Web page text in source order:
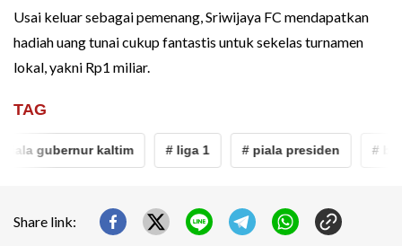
Usai keluar sebagai pemenang, Sriwijaya FC mendapatkan
hadiah uang tunai cukup fantastis untuk sekelas turnamen
lokal, yakni Rp1 miliar.
TAG
gubernur kaltim # liga 1 # piala presiden # bri
Share link: